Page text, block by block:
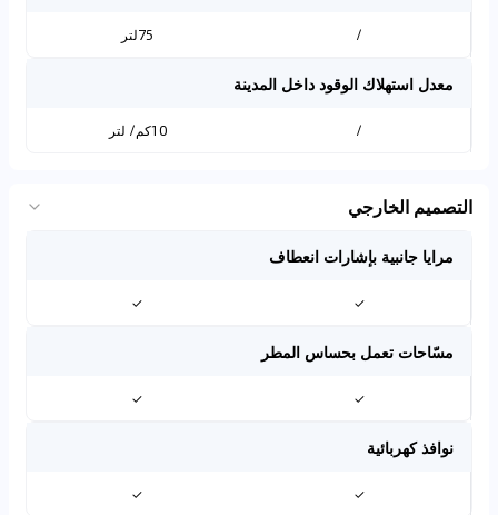
/ 75لتر
معدل استهلاك الوقود داخل المدينة
/ 10كم/ لتر
التصميم الخارجي
مرايا جانبية بإشارات انعطاف
✓
✓
مسّاحات تعمل بحساس المطر
✓
✓
نوافذ كهربائية
✓
✓